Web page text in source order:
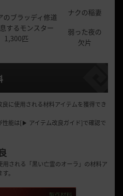
のブラッディ修道
するモンスター
1,300匹
ナクの稲妻
弱った夜の
欠片
に使用される材料アイテムを獲得でき
性能は[▶ アイテム改良ガイド]で確認で
される「黒い亡霊のオーラ」の材料ア
。